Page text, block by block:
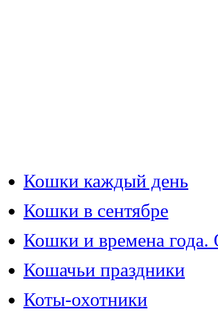
Кошки каждый день
Кошки в сентябре
Кошки и времена года.
Кошачьи праздники
Коты-охотники